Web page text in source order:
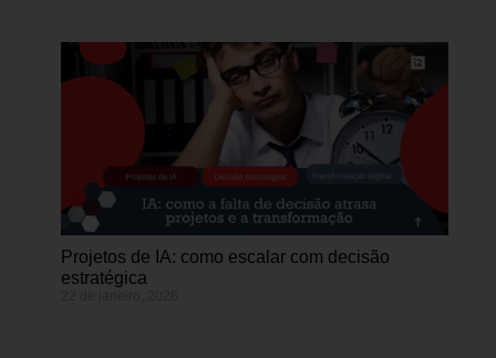
Projetos de IA: como escalar com decisão
estratégica